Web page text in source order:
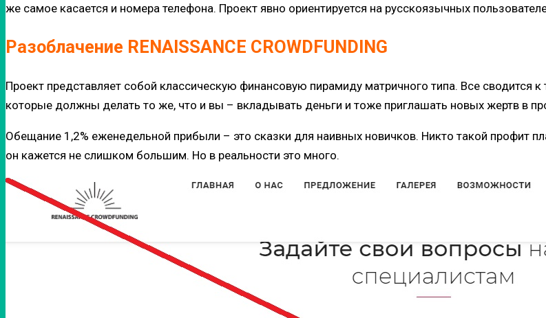
же самое касается и номера телефона. Проект явно ориентируется на русскоязычных
Разоблачение RENAISSANCE CROWDFUNDING
Проект представляет собой классическую финансовую пирамиду матричного типа. Все сводится
которые должны делать то же, что и вы – вкладывать деньги и тоже приглашать новых жертв в
Обещание 1,2% еженедельной прибыли – это сказки для наивных новичков. Никто такой профит
он кажется не слишком большим. Но в реальности это много.